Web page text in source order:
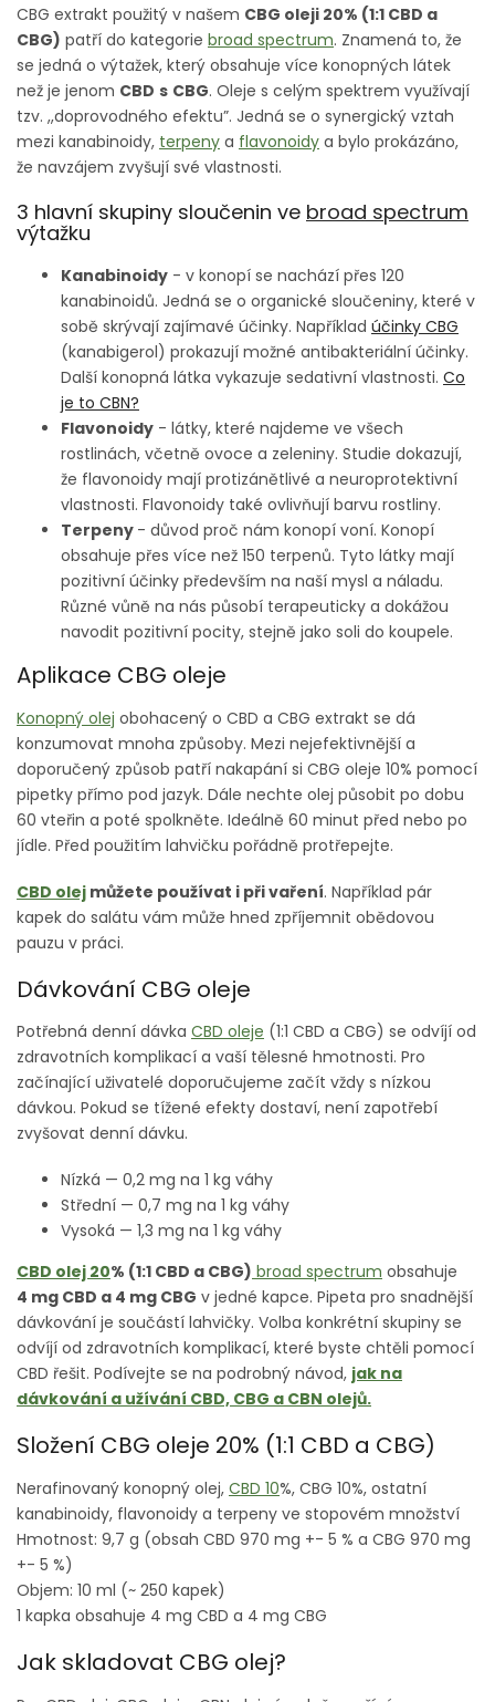
CBG extrakt použitý v našem CBG oleji 20% (1:1 CBD a
CBG) patří do kategorie broad spectrum. Znamená to, že
se jedná o výtažek, který obsahuje více konopných látek
než je jenom CBD s CBG. Oleje s celým spektrem využívají
tzv. ,,doprovodného efektu”. Jedná se o synergický vztah
mezi kanabinoidy, terpeny a flavonoidy a bylo prokázáno,
že navzájem zvyšují své vlastnosti.
3 hlavní skupiny sloučenin ve broad spectrum
výtažku
Kanabinoidy - v konopí se nachází přes 120
kanabinoidů. Jedná se o organické sloučeniny, které v
sobě skrývají zajímavé účinky. Například účinky CBG
(kanabigerol) prokazují možné antibakteriální účinky.
Další konopná látka vykazuje sedativní vlastnosti. Co
je to CBN?
Flavonoidy - látky, které najdeme ve všech
rostlinách, včetně ovoce a zeleniny. Studie dokazují,
že flavonoidy mají protizánětlivé a neuroprotektivní
vlastnosti. Flavonoidy také ovlivňují barvu rostliny.
Terpeny - důvod proč nám konopí voní. Konopí
obsahuje přes více než 150 terpenů. Tyto látky mají
pozitivní účinky především na naší mysl a náladu.
Různé vůně na nás působí terapeuticky a dokážou
navodit pozitivní pocity, stejně jako soli do koupele.
Aplikace CBG oleje
Konopný olej obohacený o CBD a CBG extrakt se dá
konzumovat mnoha způsoby. Mezi nejefektivnější a
doporučený způsob patří nakapání si CBG oleje 10% pomocí
pipetky přímo pod jazyk. Dále nechte olej působit po dobu
60 vteřin a poté spolkněte. Ideálně 60 minut před nebo po
jídle. Před použitím lahvičku pořádně protřepejte.
CBD olej můžete používat i při vaření. Například pár
kapek do salátu vám může hned zpříjemnit obědovou
pauzu v práci.
Dávkování CBG oleje
Potřebná denní dávka CBD oleje (1:1 CBD a CBG) se odvíjí od
zdravotních komplikací a vaší tělesné hmotnosti. Pro
začínající uživatelé doporučujeme začít vždy s nízkou
dávkou. Pokud se tížené efekty dostaví, není zapotřebí
zvyšovat denní dávku.
Nízká — 0,2 mg na 1 kg váhy
Střední — 0,7 mg na 1 kg váhy
Vysoká — 1,3 mg na 1 kg váhy
CBD olej 20% (1:1 CBD a CBG) broad spectrum obsahuje
4 mg CBD a 4 mg CBG v jedné kapce. Pipeta pro snadnější
dávkování je součástí lahvičky. Volba konkrétní skupiny se
odvíjí od zdravotních komplikací, které byste chtěli pomocí
CBD řešit. Podívejte se na podrobný návod, jak na
dávkování a užívání CBD, CBG a CBN olejů.
Složení CBG oleje 20% (1:1 CBD a CBG)
Nerafinovaný konopný olej, CBD 10%, CBG 10%, ostatní
kanabinoidy, flavonoidy a terpeny ve stopovém množství
Hmotnost: 9,7 g (obsah CBD 970 mg +- 5 % a CBG 970 mg
+- 5 %)
Objem: 10 ml (~ 250 kapek)
1 kapka obsahuje 4 mg CBD a 4 mg CBG
Jak skladovat CBG olej?